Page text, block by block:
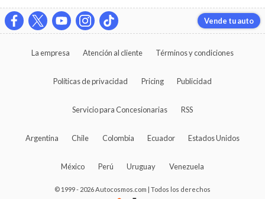
Vende tu auto
La empresa Atención al cliente Términos y condiciones
Políticas de privacidad Pricing Publicidad
Servicio para Concesionarias RSS
Argentina Chile Colombia Ecuador Estados Unidos
México Perú Uruguay Venezuela
© 1999 - 2026 Autocosmos.com | Todos los derechos